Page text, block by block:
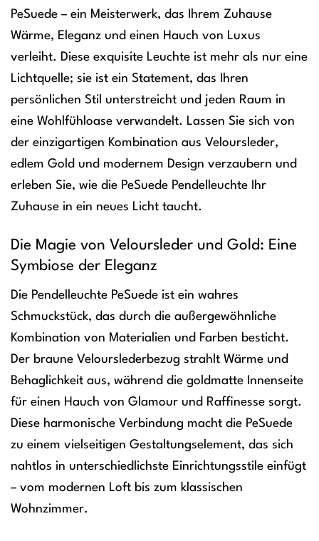
PeSuede – ein Meisterwerk, das Ihrem Zuhause
Wärme, Eleganz und einen Hauch von Luxus
verleiht. Diese exquisite Leuchte ist mehr als nur eine
Lichtquelle; sie ist ein Statement, das Ihren
persönlichen Stil unterstreicht und jeden Raum in
eine Wohlfühloase verwandelt. Lassen Sie sich von
der einzigartigen Kombination aus Veloursleder,
edlem Gold und modernem Design verzaubern und
erleben Sie, wie die PeSuede Pendelleuchte Ihr
Zuhause in ein neues Licht taucht.
Die Magie von Veloursleder und Gold: Eine
Symbiose der Eleganz
Die Pendelleuchte PeSuede ist ein wahres
Schmuckstück, das durch die außergewöhnliche
Kombination von Materialien und Farben besticht.
Der braune Velourslederbezug strahlt Wärme und
Behaglichkeit aus, während die goldmatte Innenseite
für einen Hauch von Glamour und Raffinesse sorgt.
Diese harmonische Verbindung macht die PeSuede
zu einem vielseitigen Gestaltungselement, das sich
nahtlos in unterschiedlichste Einrichtungsstile einfügt
– vom modernen Loft bis zum klassischen
Wohnzimmer.